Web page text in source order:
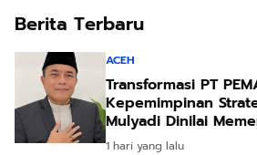
Berita Terbaru
ACEH
Transformasi PT
Kepemimpinan
Mulyadi Dinilai
1 hari yang lalu